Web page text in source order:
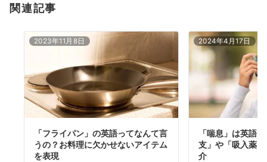
関連記事
2023年11月8日
「フライパン」の英語ってなんて言
うの？お料理に欠かせないアイテム
を表現
2024年4月17日
「喘息」は英語
支」や「吸入薬
介